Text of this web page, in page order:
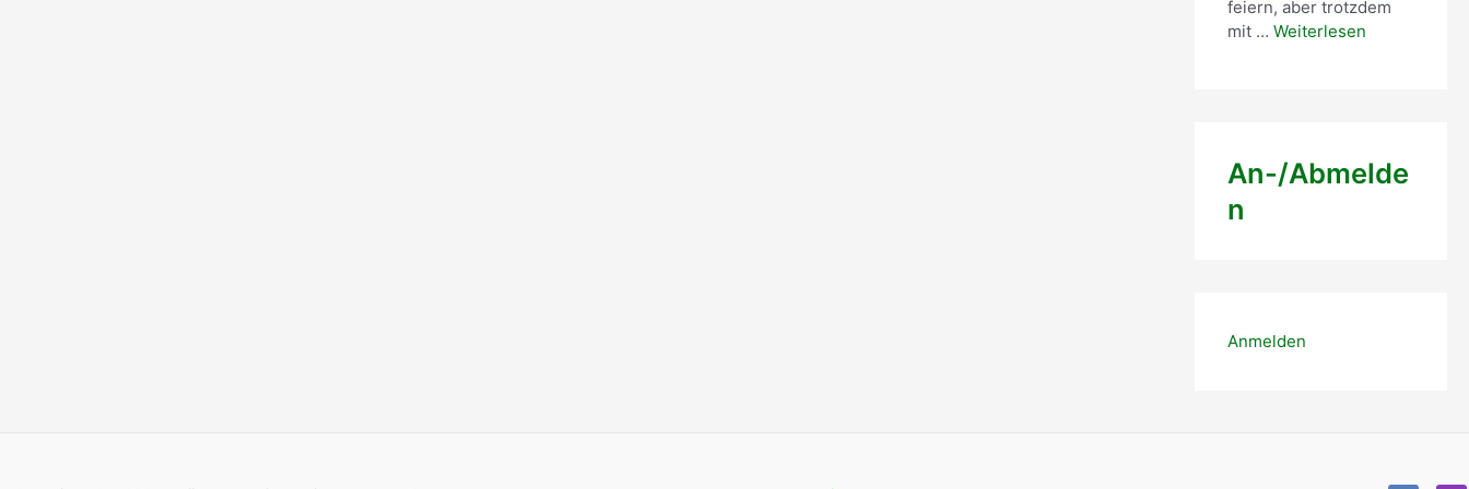
feiern, aber trotzdem
mit …Weiterlesen
An-/Abmelde
n
Anmelden